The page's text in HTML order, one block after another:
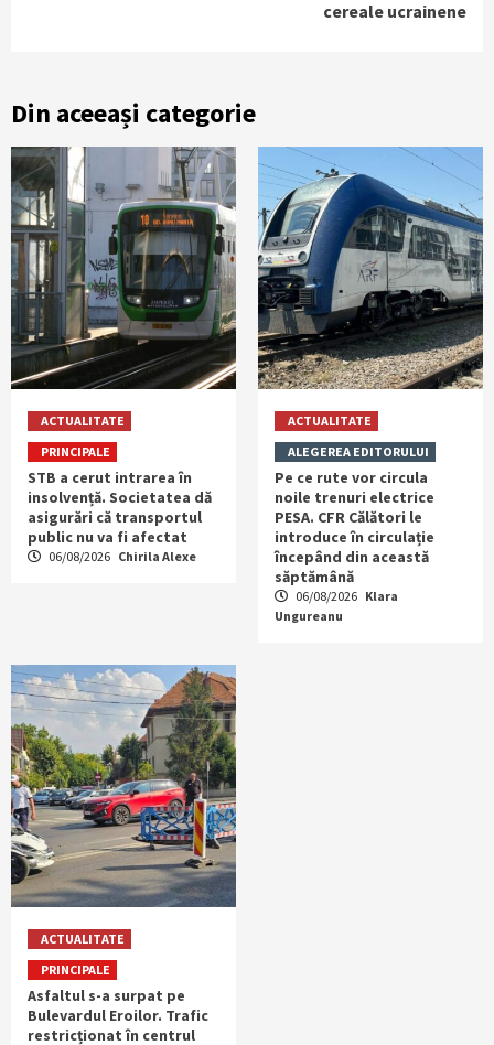
cereale ucrainene
Din aceeași categorie
ACTUALITATE
PRINCIPALE
STB a cerut intrarea în
insolvență. Societatea dă
asigurări că transportul
public nu va fi afectat
06/08/2026 Chirila Alexe
ACTUALITATE
ALEGEREA EDITORULUI
Pe ce rute vor circula
noile trenuri electrice
PESA. CFR Călători le
introduce în circulație
începând din această
săptămână
06/08/2026 Klara
Ungureanu
ACTUALITATE
PRINCIPALE
Asfaltul s-a surpat pe
Bulevardul Eroilor. Trafic
restricționat în centrul